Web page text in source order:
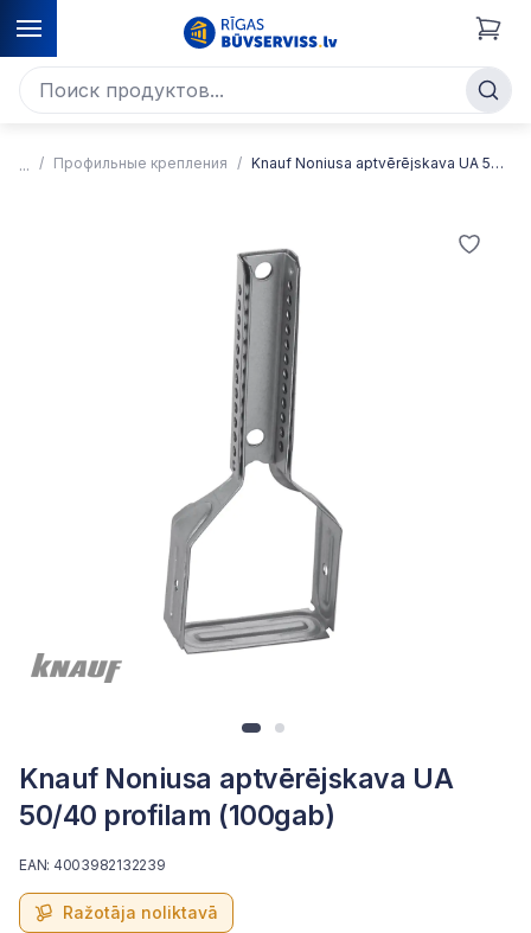
Профильные крепления Knauf Noniusa aptvērējskava UA 50/40 profilam (100gab)
Knauf Noniusa aptvērējskava UA
50/40 profilam (100gab)
Ražotāja noliktavā
EAN: 4003982132239